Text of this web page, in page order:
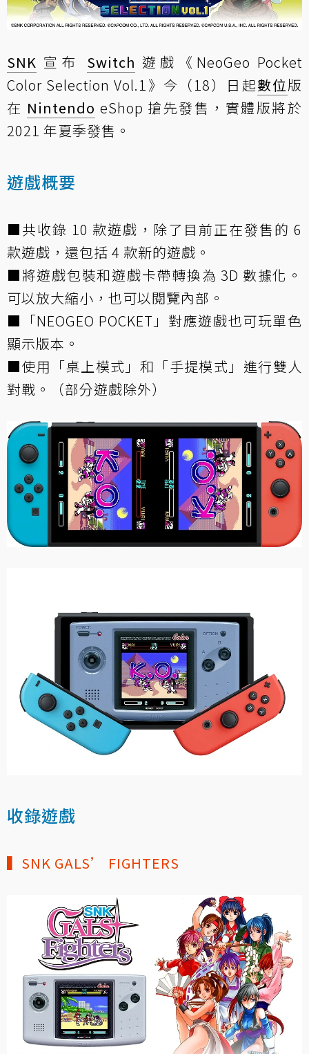
SNK 宣布 Switch 遊戲《NeoGeo Pocket
Color Selection Vol.1》今（18）日起數位版
在 Nintendo eShop 搶先發售，實體版將於
2021 年夏季發售。
遊戲概要
■共收錄 10 款遊戲，除了目前正在發售的 6
款遊戲，還包括 4 款新的遊戲。
■將遊戲包裝和遊戲卡帶轉換為 3D 數據化。
可以放大縮小，也可以閱覽內部。
■「NEOGEO POCKET」對應遊戲也可玩單色
顯示版本。
■使用「桌上模式」和「手提模式」進行雙人
對戰。（部分遊戲除外）
收錄遊戲
▍SNK GALS’ FIGHTERS